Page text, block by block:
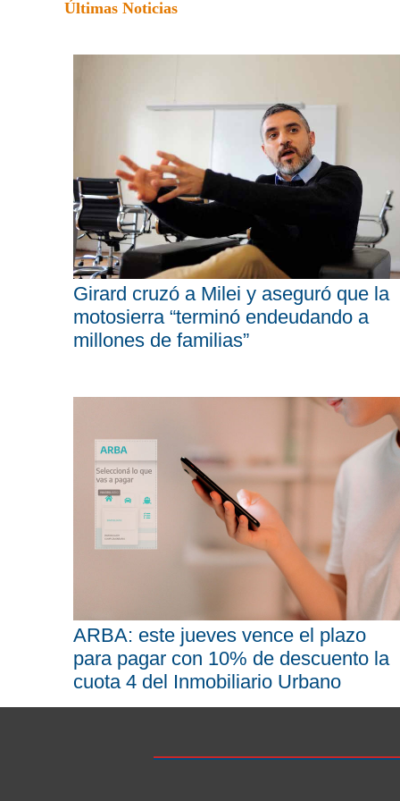
Últimas Noticias
Girard cruzó a Milei y aseguró que la
motosierra “terminó endeudando a
millones de familias”
ARBA: este jueves vence el plazo
para pagar con 10% de descuento la
cuota 4 del Inmobiliario Urbano